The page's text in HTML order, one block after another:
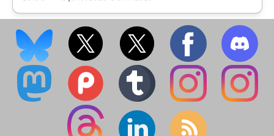
Voždovac Belgrade | [Stadion Voždovac]
(https://www.ostadium.com/stadium/2509/stadion-
vozdovac) | Titre | Clubs | |-|-| | Champion | ![]
(https://static.ostadium.com/assets/ui/country/rs.png)
**Etoile rouge Belgrade** (tenant du titre) | | Relégués |
Metalac Gornji Milanovac et FK Proleter Novi Saf
(https://www.ostadium.com/stadium/2509/stadion-
vozdovac)